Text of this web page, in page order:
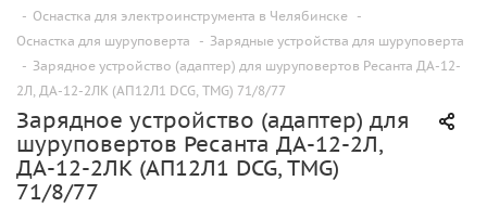
- Оснастка для электроинструмента в Челябинске -
Оснастка для шуруповерта
- Зарядные устройства для шуруповерта
- Зарядное устройство (адаптер) для шуруповертов Ресанта ДА-12-
2Л, ДА-12-2ЛК (АП12Л1 DCG, TMG) 71/8/77
Зарядное устройство (адаптер) для
шуруповертов Ресанта ДА-12-2Л,
ДА-12-2ЛК (АП12Л1 DCG, TMG)
71/8/77